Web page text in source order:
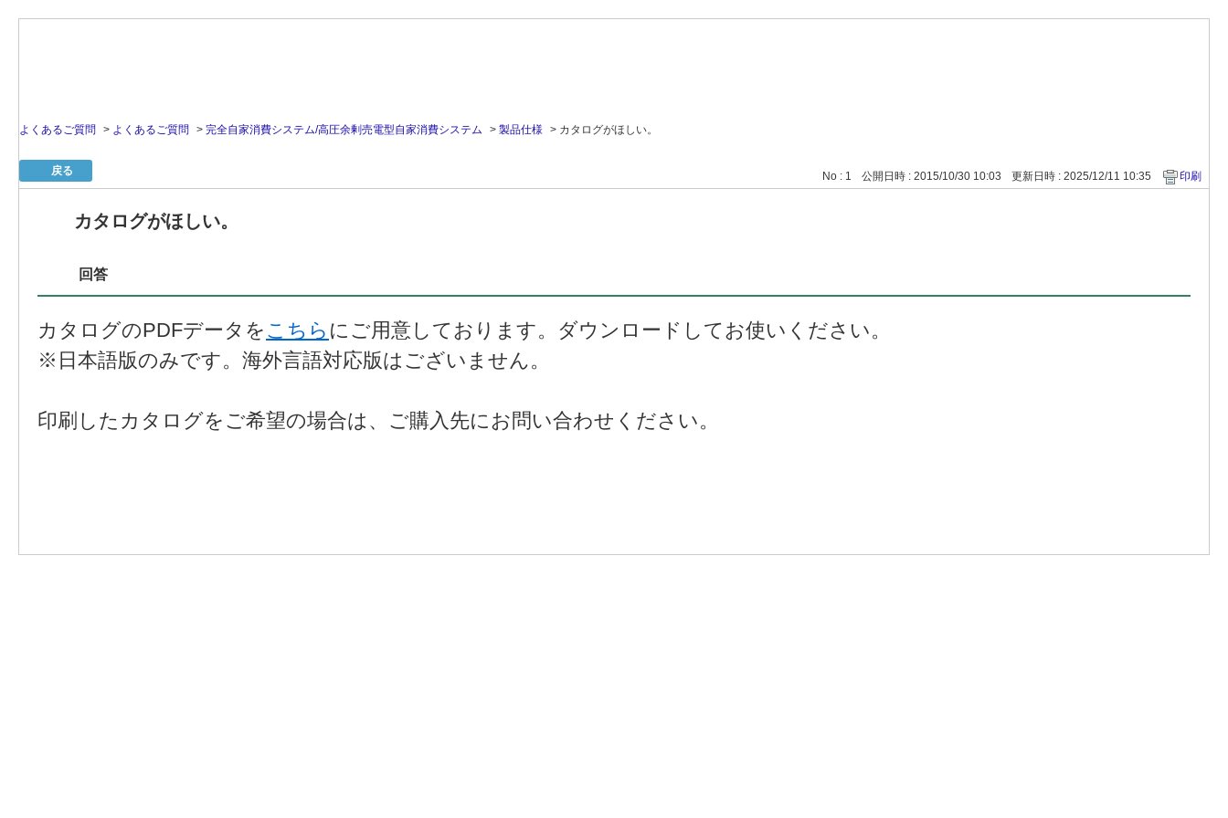
よくあるご質問 > よくあるご質問 > 完全自家消費システム/高圧余剰売電型自家消費システム > 製品仕様 > カタログがほしい。
戻る No : 1 公開日時 : 2015/10/30 10:03 更新日時 : 2025/12/11 10:35 印刷
カタログがほしい。
回答
カタログのPDFデータを こちら にご用意しております。ダウンロードしてお使いください。
※日本語版のみです。海外言語対応版はございません。
印刷したカタログをご希望の場合は、ご購入先にお問い合わせください。